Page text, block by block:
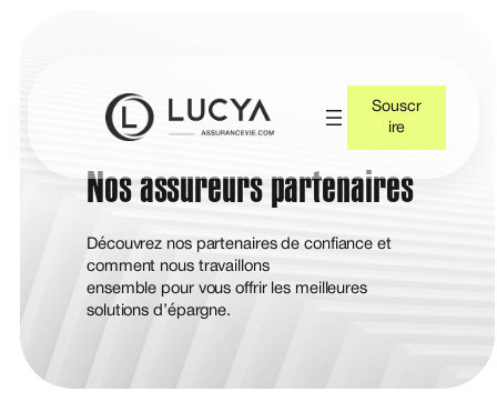
Souscr
ire
Nos assureurs partenaires
Découvrez nos partenaires de confiance et
comment nous travaillons
ensemble pour vous offrir les meilleures
solutions d’épargne.